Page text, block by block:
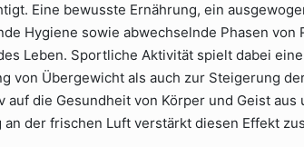
Eine bewusste Ernährung, ein
Hygiene sowie abwechselnde Phasen
Leben. Sportliche Aktivität spielt dabei
von Übergewicht als auch zur Steigerung
auf die Gesundheit von Körper und Geist
an der frischen Luft verstärkt diesen Effekt